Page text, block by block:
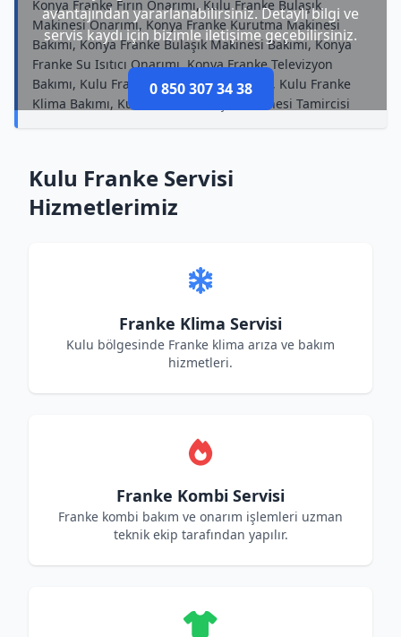
avantajından yararlanabilirsiniz. Detaylı bilgi ve
servis kaydı için bizimle iletişime geçebilirsiniz.
0 850 307 34 38
Konya Franke Fırın Onarımı, Kulu Franke Bulaşık
Makinesi Onarımı, Konya Franke Kurutma Makinesi
Bakımı, Konya Franke Bulaşık Makinesi Bakımı, Konya
Franke Su Isıtıcı Onarımı, Konya Franke Televizyon
Bakımı, Kulu Franke Buzdolabı Tamircisi, Kulu Franke
Klima Bakımı, Kulu Franke Bulaşık Makinesi Tamircisi
Kulu Franke Servisi
Hizmetlerimiz
Franke Klima Servisi
Kulu bölgesinde Franke klima arıza ve bakım
hizmetleri.
Franke Kombi Servisi
Franke kombi bakım ve onarım işlemleri uzman
teknik ekip tarafından yapılır.